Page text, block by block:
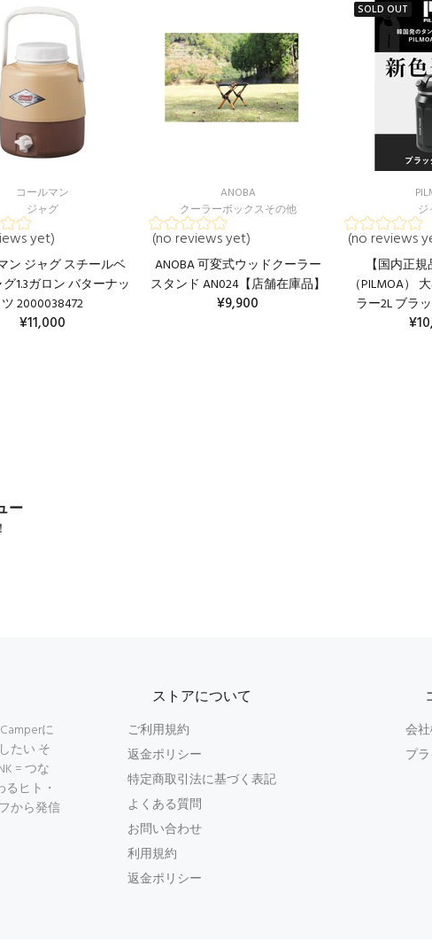
コールマン
ジャグ
yet)
ン ジャグ スチールベ
1.3ガロン バターナッ
ツ 2000038472
¥11,000
ANOBA
クーラーボックスその他
(no reviews yet)
ANOBA 可変式ウッドクーラー
スタンド AN024【店舗在庫品】
¥9,900
SOLD OUT
ジ
(no reviews
【国内正
（PILMOA）
ラー2L ブラ
ー
に
たい そ
= つな
ヒト・
から発信
ストアについて
ご利用規約
返金ポリシー
特定商取引法に基づく表記
よくある質問
お問い合わせ
利用規約
返金ポリシー
会
プ